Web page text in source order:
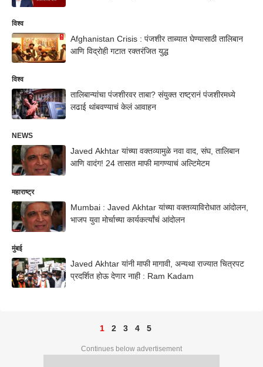
विश्व
Afghanistan Crisis : पंजशीर ताब्यात घेण्यासाठी तालिबान
आणि विद्रोही गटात रक्तरंजित युद्ध
विश्व
तालिबान्यांचा पंजशीरवर ताबा? संयुक्त राष्ट्रानं पंजशीरमध्ये
लढाई थांबवण्याचं केलं आवाहन
NEWS
Javed Akhtar यांच्या वक्तव्यामुळे नवा वाद, संघ, तालिबान
आणि वादंग! 24 तासात माफी मागण्याचं अल्टिमेटम
महाराष्ट्र
Mumbai : Javed Akhtar यांच्या वक्तव्याविरोधात आंदोलन,
भाजप युवा मोर्चाच्या कार्यकर्त्यांचं आंदोलन
मुंबई
Javed Akhtar यांनी माफी मागावी, अन्यथा राज्यात चित्रपट
प्रदर्शित होऊ देणार नाही : Ram Kadam
1 2 3 4 5
Continues below advertisement